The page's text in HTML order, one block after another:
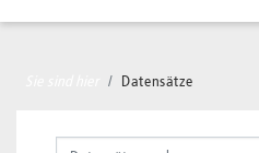
Datensätze